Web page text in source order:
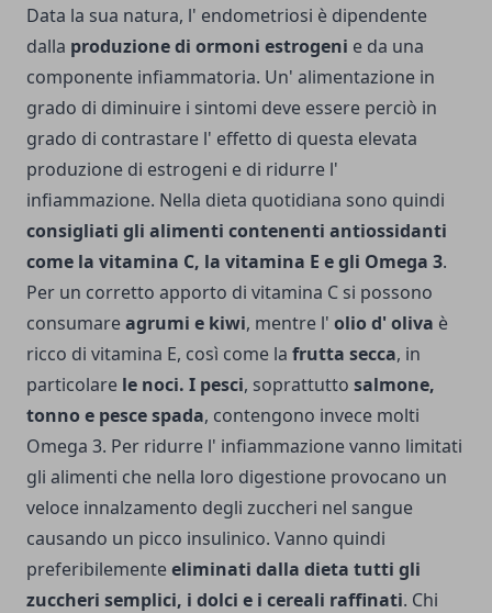
Data la sua natura, l' endometriosi è dipendente
dalla produzione di ormoni estrogeni e da una
componente infiammatoria. Un' alimentazione in
grado di diminuire i sintomi deve essere perciò in
grado di contrastare l' effetto di questa elevata
produzione di estrogeni e di ridurre l'
infiammazione. Nella dieta quotidiana sono quindi
consigliati gli alimenti contenenti antiossidanti
come la vitamina C, la vitamina E e gli Omega 3.
Per un corretto apporto di vitamina C si possono
consumareagrumi e kiwi, mentre l' olio d' oliva è
ricco di vitamina E, così come la frutta secca, in
particolare le noci. I pesci, soprattutto salmone,
tonno e pesce spada, contengono invece molti
Omega 3. Per ridurre l' infiammazione vanno limitati
gli alimenti che nella loro digestione provocano un
veloce innalzamento degli zuccheri nel sangue
causando un picco insulinico. Vanno quindi
preferibilementeeliminati dalla dieta tutti gli
zuccheri semplici, i dolci e i cereali raffinati. Chi